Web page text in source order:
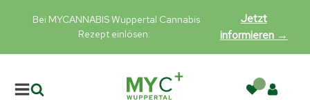
Bei MYCANNABIS Wuppertal Cannabis
Rezept einlösen:
Jetzt
informieren →